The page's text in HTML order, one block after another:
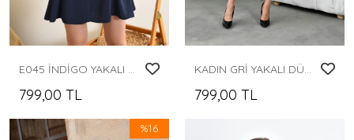
E045 İNDİGO YAKALI ÖN VE KOL DÜĞME DETAYLI KEMERLİ TEK RENK DİZ ALTI ELBİSE
799,00 TL
KADIN GRİ YAKALI DÜĞMELİ MAXİ BOY TRİKO ELBİSE
799,00 TL
%16